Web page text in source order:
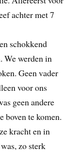
achter met 7
schokkend
We werden in
Geen vader
voor ons
geen andere
boven te komen.
kracht en in
zo sterk